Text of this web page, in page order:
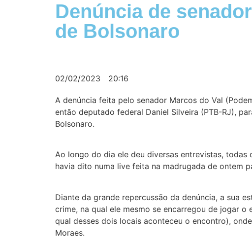
Denúncia de
de Bolsonaro
02/02/2023 20:16
A denúncia feita pelo senador Marcos do Val
então deputado federal Daniel Silveira (PTB-RJ),
Bolsonaro.
Ao longo do dia ele deu diversas entrevistas,
havia dito numa live feita na madrugada de ontem
Diante da grande repercussão da denúncia, a sua
crime, na qual ele mesmo se encarregou de jogar
qual desses dois locais aconteceu o encontro),
Moraes.